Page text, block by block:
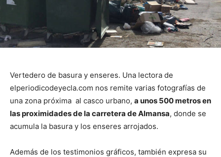
Vertedero de basura y enseres. Una lectora de
elperiodicodeyecla.com nos remite varias fotografías de
una zona próxima al casco urbano, a unos 500 metros en
las proximidades de la carretera de Almansa, donde se
acumula la basura y los enseres arrojados.
Además de los testimonios gráficos, también expresa su